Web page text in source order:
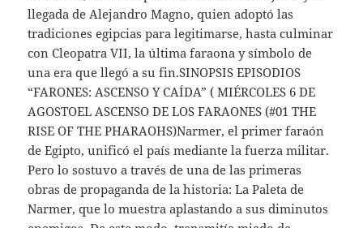
llegada de Alejandro Magno, quien adoptó las
tradiciones egipcias para legitimarse, hasta culminar
con Cleopatra VII, la última faraona y símbolo de
una era que llegó a su fin.SINOPSIS EPISODIOS
“FARONES: ASCENSO Y CAÍDA” ( MIÉRCOLES 6 DE
AGOSTOEL ASCENSO DE LOS FARAONES (#01 THE
RISE OF THE PHARAOHS)Narmer, el primer faraón
de Egipto, unificó el país mediante la fuerza militar.
Pero lo sostuvo a través de una de las primeras
obras de propaganda de la historia: La Paleta de
Narmer, que lo muestra aplastando a sus diminutos